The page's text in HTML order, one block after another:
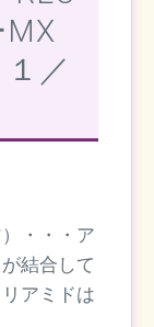
MX
／
・・・ア
結合して
アミドは